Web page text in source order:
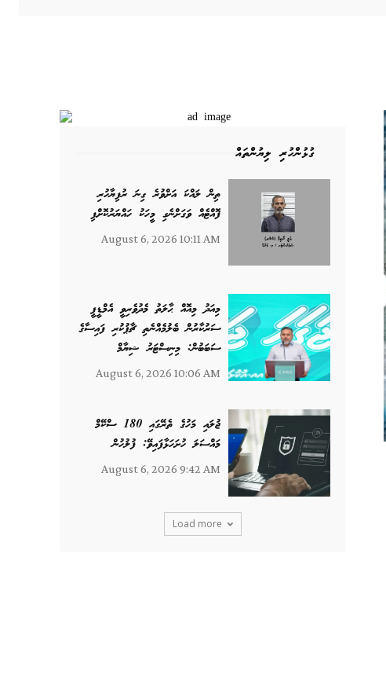
ގުޅުންހުރި ލިޔުންތައް
ތިން ލައްކަ އަށްވުރެ ގިނަ ރުފިޔާހުރި
ފޮއްޓެއް ވަގަށްނެގި މީހަކު ހައްޔަރުކޮށްފި
August 6, 2026 10:11 AM
މިއަދު މިއޮއް ޙާލަތު މެދުވެރިވީ އެމްޑީޕީ
ސަރުކާރުން ބެލުމެއްނެތި ޗާޕުކުރި ފައިސާގެ
ސަބަބުން: މިނިސްޓަރު ޝިޔާމް
August 6, 2026 10:06 AM
ޖުލައި މަހުގެ ތެރޭގައި 180 ސްކޭމް
މައްސަލަ ހުށަހަޅާފައިވޭ: ފުލުހުން
August 6, 2026 9:42 AM
Load more